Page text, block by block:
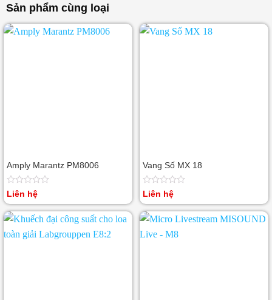
5
Sản phẩm cùng loại
Amply Marantz PM8006
Được
hạng
0
sao
Liên hệ
Vang Số MX 18
Được
hạng
0
sao
Liên hệ